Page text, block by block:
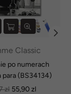
Classic
po numerach
para (BS34134)
zl 55,90 zl